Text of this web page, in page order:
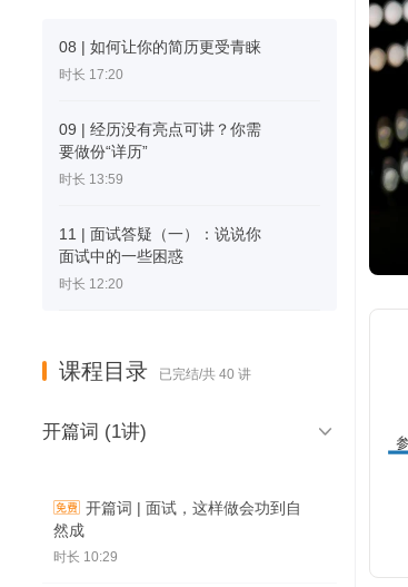
08 | 如何让你的简历更受青睐
时长 17:20
09 | 经历没有亮点可讲？你需
要做份“详历”
时长 13:59
11 | 面试答疑（一）：说说你
面试中的一些困惑
时长 12:20
课程目录 已完结/共 40 讲
开篇词 (1讲) 
开篇词 | 面试，这样做会功到自
然成
时长 10:29